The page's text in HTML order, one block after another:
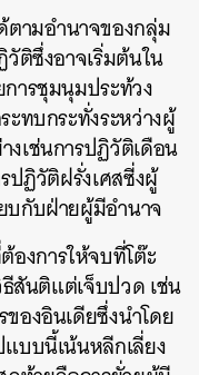
ตามอำนาจของกลุ่ม
ติซึ่งอาจเริ่มต้นใน
ารชุมนุมประท้วง
ทบกระทั่งระหว่างผู้
เช่นการปฏิวัติเดือน
ปฏิวัติฝรั่งเศสซี่งผู้
บกับฝ่ายผู้มีอำนาจ
องการให้จบที่โต๊ะ
ธีสันติแต่เจ็บปวด เช่น
องอินเดียซึ่งนำโดย
บบนี้เน้นหลีกเลี่ยง